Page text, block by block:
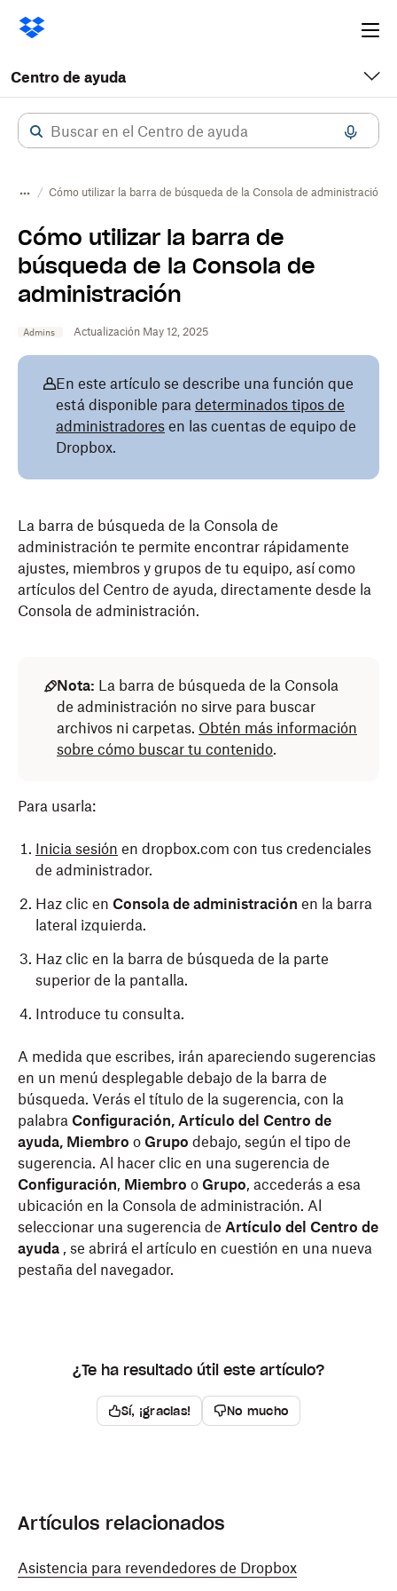
Centro de ayuda
Cómo utilizar la barra de búsqueda de la Consola de administración
Cómo utilizar la barra de
búsqueda de la Consola de
administración
Admins Actualización May 12, 2025
En este artículo se describe una función que
está disponible para determinados tipos de
administradores en las cuentas de equipo de
Dropbox.
La barra de búsqueda de la Consola de
administración te permite encontrar rápidamente
ajustes, miembros y grupos de tu equipo, así como
artículos del Centro de ayuda, directamente desde la
Consola de administración.
Nota: La barra de búsqueda de la Consola
de administración no sirve para buscar
archivos ni carpetas. Obtén más información
sobre cómo buscar tu contenido.
Para usarla:
Inicia sesión en dropbox.com con tus credenciales
de administrador.
Haz clic en Consola de administración en la barra
lateral izquierda.
Haz clic en la barra de búsqueda de la parte
superior de la pantalla.
Introduce tu consulta.
A medida que escribes, irán apareciendo sugerencias
en un menú desplegable debajo de la barra de
búsqueda. Verás el título de la sugerencia, con la
palabra Configuración, Artículo del Centro de
ayuda, Miembro o Grupo debajo, según el tipo de
sugerencia. Al hacer clic en una sugerencia de
Configuración, Miembro o Grupo, accederás a esa
ubicación en la Consola de administración. Al
seleccionar una sugerencia de Artículo del Centro de
ayuda , se abrirá el artículo en cuestión en una nueva
pestaña del navegador.
¿Te ha resultado útil este artículo?
Sí, ¡gracias! No mucho
Artículos relacionados
Asistencia para revendedores de Dropbox